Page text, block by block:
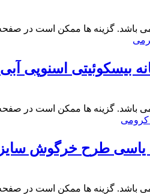
می باشد. گزینه ها ممکن است در
اسنوپی آبی و کرمی
می باشد. گزینه ها ممکن است در
طرح خرگوش سایز 35و40
می باشد. گزینه ها ممکن است در